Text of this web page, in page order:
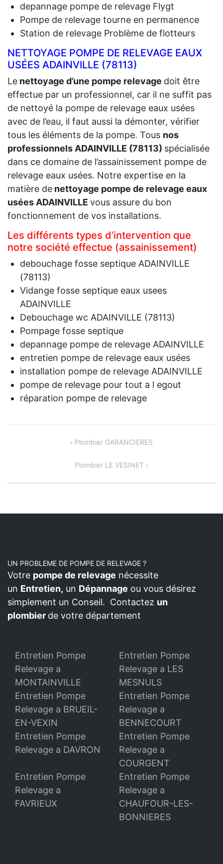
depannage pompe de relevage Flygt
Pompe de relevage tourne en permanence
Station de relevage Problème de flotteurs
NETTOYAGE POMPE DE RELEVAGE EAUX
USÉES ADAINVILLE (78113)
Le nettoyage d’une pompe relevage doit être
effectue par un professionnel, car il ne suffit pas
de nettoyé la pompe de relevage eaux usées
avec de l’eau, il faut aussi la démonter, vérifier
tous les éléments de la pompe. Tous nos
professionnels ADAINVILLE (78113) spécialisée
dans ce domaine de l’assainissement pompe de
relevage eaux usées. Notre expertise en la
matière de nettoyage pompe de relevage eaux
usées ADAINVILLE vous assure du bon
fonctionnement de vos installations.
Les différents types d’intervention que
notre société effectue (assainissement)
debouchage fosse septique ADAINVILLE
(78113)
Vidange fosse septique eaux usees
ADAINVILLE
Debouchage wc ADAINVILLE (78113)
Pompage fosse septique
depannage pompe de relevage ADAINVILLE
entretien pompe de relevage eaux usées
installation pompe de relevage ADAINVILLE
pompe de relevage pour tout a l egout
réparation pompe de relevage
Plombier GARANCIERES
Plombier LE VESINET
UN PROBLEME DE POMPE DE RELEVAGE ?
Votre pompe de relevage nécessite
un Entretien, un Dépannage ou vous désirez
simplement un Conseil. Contactez un
plombier de votre département
Entretien Pompe
Relevage a
MONTAINVILLE
Entretien Pompe
Relevage a LES
MESNULS
Entretien Pompe
Relevage a BRUEIL-
EN-VEXIN
Entretien Pompe
Relevage a
BENNECOURT
Entretien Pompe
Relevage a DAVRON
Entretien Pompe
Relevage a
COURGENT
Entretien Pompe
Relevage a
FAVRIEUX
Entretien Pompe
Relevage a
CHAUFOUR-LES-
BONNIERES